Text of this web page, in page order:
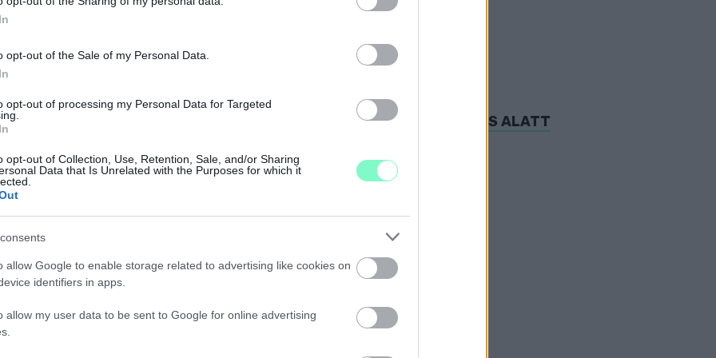
opt-out of the Sale of my Personal Data.
opt-out of processing my Personal Data for Targeted
opt-out of Collection, Use, Retention, Sale, and/or Sharing
Data that Is Unrelated with the Purposes for which it
allow Google to enable storage related to advertising like cookies on
identifiers in apps.
allow my user data to be sent to Google for online advertising
SZÍNHÁZ ÜGYÉBEN SZAKÁCS ANDRÁS
a város.
TÁRSASJÁTÉKKAL MÚLATTA AZ IDŐT A KÖZGYŰLÉS ALATT
ezzel gúnyt űzött a választókból, lemondásra szólította fel.
DÉZSI CSABA ANDRÁS
kérdés elől tűnt el.
A LEBONTÁSTÓL, IDEJE ÚJRAINDÍTANUNK A FELÚJÍTÁSÁT